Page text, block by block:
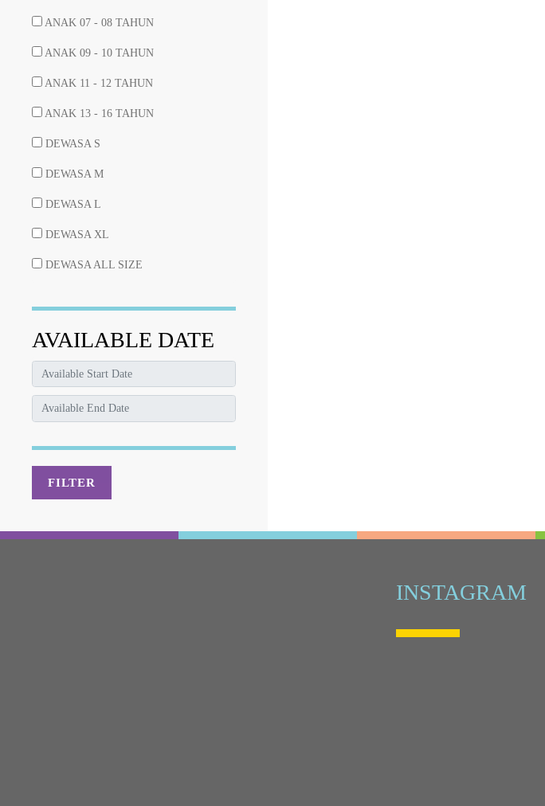
ANAK 07 - 08 TAHUN
ANAK 09 - 10 TAHUN
ANAK 11 - 12 TAHUN
ANAK 13 - 16 TAHUN
DEWASA S
DEWASA M
DEWASA L
DEWASA XL
DEWASA ALL SIZE
AVAILABLE DATE
FILTER
INSTAGRAM